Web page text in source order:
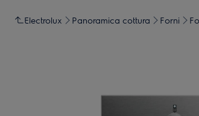
Electrolux Panoramica cottura Forni